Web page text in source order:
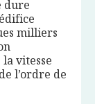
dure
milliers
vitesse
l’ordre de